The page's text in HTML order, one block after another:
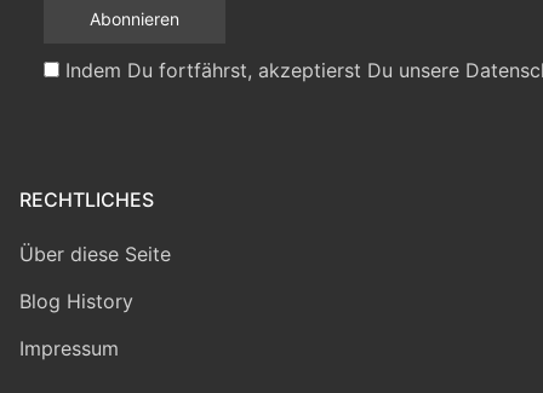
Indem Du fortfährst, akzeptierst Du unsere
RECHTLICHES
Über diese Seite
Blog History
Impressum